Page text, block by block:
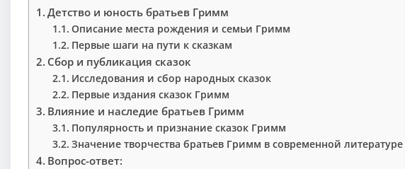
Детство и юность братьев Гримм
Описание места рождения и семьи Гримм
Первые шаги на пути к сказкам
Сбор и публикация сказок
Исследования и сбор народных сказок
Первые издания сказок Гримм
Влияние и наследие братьев Гримм
Популярность и признание сказок Гримм
Значение творчества братьев Гримм в современной литературе
Вопрос-ответ: